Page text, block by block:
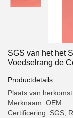
SGS van het het
Voedselrang de
Productdetails
Plaats van
Merknaam: OEM
Certificering: SGS,